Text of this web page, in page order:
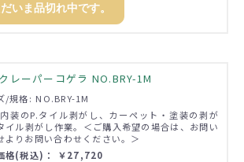
いま品切れ中です。
レーパーコゲラ NO.BRY-1M
/規格: NO.BRY-1M
装のP.タイル剥がし、カーペット・塗装の剥が
イル剥がし作業。＜ご購入希望の場合は、お問い
よりお問い合わせください。＞
格(税込)： ￥27,720